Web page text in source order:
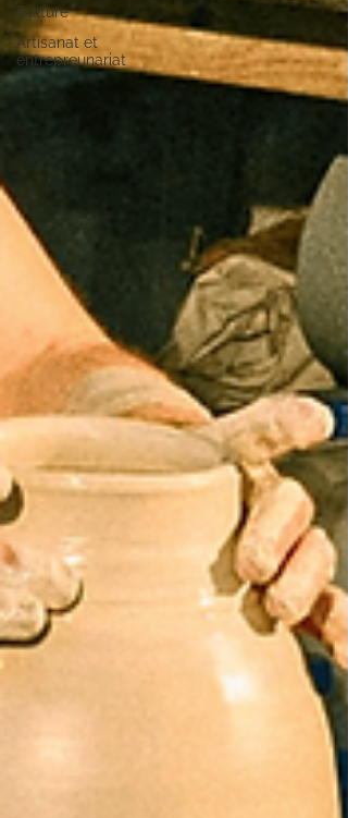
Culture
Artisanat et
entrepreunariat